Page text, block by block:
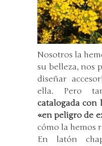
Nosotros la
su belleza, nos
diseñar
ella. Pero
catalogada con
«en peligro de
cómo la hemos
En latón